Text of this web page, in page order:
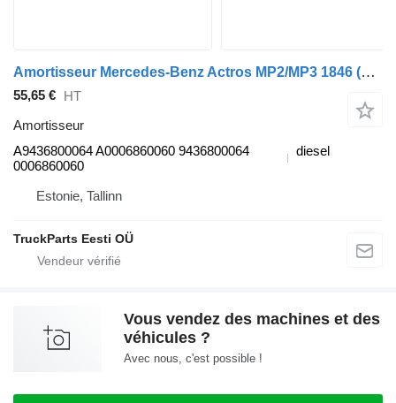
Amortisseur Mercedes-Benz Actros MP2/MP3 1846 (01.02-) A9436800064 pour tracteur routier Mercedes-Benz Actros, Axor MP1, MP2, MP3 (1996-2014)
55,65 € HT
Amortisseur
A9436800064 A0006860060 9436800064
0006860060
diesel
Estonie, Tallinn
TruckParts Eesti OÜ
Vous vendez des machines et des
véhicules ?
Avec nous, c'est possible !